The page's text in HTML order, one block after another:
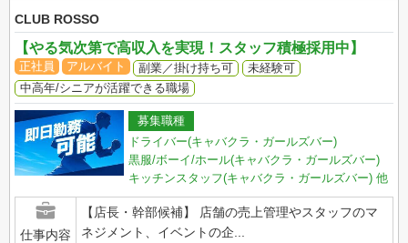
CLUB ROSSO
【やる気次第で高収入を実現！スタッフ積極採用中】
正社員 アルバイト 副業／掛け持ち可
未経験可
中高年/シニアが活躍できる職場
募集職種
ドライバー(キャバクラ・ガールズバー)
黒服/ボーイ/ホール(キャバクラ・ガールズバー)
キッチンスタッフ(キャバクラ・ガールズバー) 他
仕事内容
【店長・幹部候補】 店舗の売上管理やスタッフのマ
ネジメント、イベントの企...